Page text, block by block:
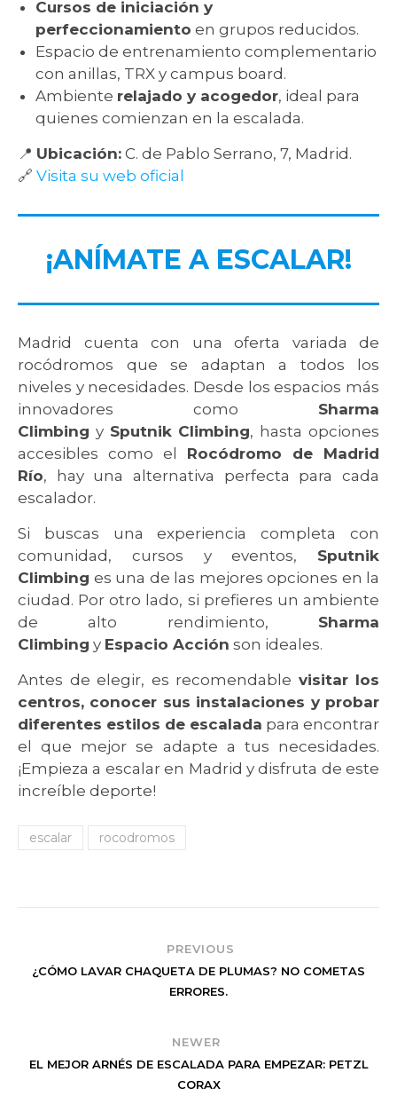
Cursos de iniciación y
perfeccionamiento en grupos reducidos.
Espacio de entrenamiento complementario
con anillas, TRX y campus board.
Ambiente relajado y acogedor, ideal para
quienes comienzan en la escalada.
📍 Ubicación: C. de Pablo Serrano, 7, Madrid.
🔗 Visita su web oficial
¡ANÍMATE A ESCALAR!
Madrid cuenta con una oferta variada de
rocódromos que se adaptan a todos los
niveles y necesidades. Desde los espacios más
innovadores como Sharma
Climbing y Sputnik Climbing, hasta opciones
accesibles como el Rocódromo de Madrid
Río, hay una alternativa perfecta para cada
escalador.
Si buscas una experiencia completa con
comunidad, cursos y eventos, Sputnik
Climbing es una de las mejores opciones en la
ciudad. Por otro lado, si prefieres un ambiente
de alto rendimiento, Sharma
Climbing y Espacio Acción son ideales.
Antes de elegir, es recomendable visitar los
centros, conocer sus instalaciones y probar
diferentes estilos de escalada para encontrar
el que mejor se adapte a tus necesidades.
¡Empieza a escalar en Madrid y disfruta de este
increíble deporte!
escalar rocodromos
PREVIOUS
¿CÓMO LAVAR CHAQUETA DE PLUMAS? NO COMETAS
ERRORES.
NEWER
EL MEJOR ARNÉS DE ESCALADA PARA EMPEZAR: PETZL
CORAX